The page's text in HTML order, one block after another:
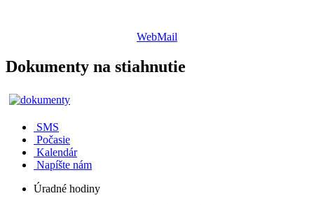
WebMail
Dokumenty na stiahnutie
SMS
Počasie
Kalendár
Napíšte nám
Úradné hodiny